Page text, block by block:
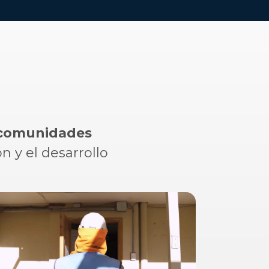
híbrido o
y el desarrollo